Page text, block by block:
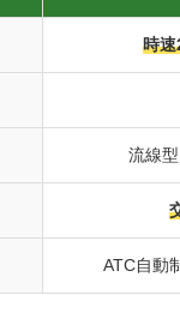
時
流線型
ATC自動